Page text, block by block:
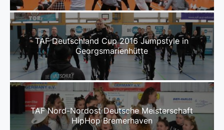
TAF Deutschland Cup 2016 Jumpstyle in
Georgsmarienhütte
TAF Nord-Nordost Deutsche Meisterschaft
HipHop Bremerhaven